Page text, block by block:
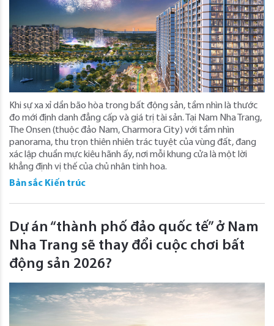
Khi sự xa xỉ dần bão hòa trong bất động sản, tầm nhìn là thước
đo mới định danh đẳng cấp và giá trị tài sản. Tại Nam Nha Trang,
The Onsen (thuộc đảo Nam, Charmora City) với tầm nhìn
panorama, thu trọn thiên nhiên trác tuyệt của vùng đất, đang
xác lập chuẩn mực kiêu hãnh ấy, nơi mỗi khung cửa là một lời
khẳng định vị thế của chủ nhân tinh hoa.
Bản sắc Kiến trúc
Dự án “thành phố đảo quốc tế” ở Nam
Nha Trang sẽ thay đổi cuộc chơi bất
động sản 2026?